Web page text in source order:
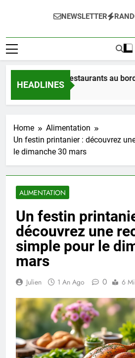
NEWSLETTER
HEADLINES
délices des restaurants au bord de
Home
Alimentation
Un festin printanier : découvrez
le dimanche 30 mars
ALIMENTATION
Un festin
découvrez une
simple pour le
mars
Julien 1 An Ago 0 6